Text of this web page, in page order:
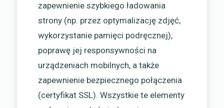
zapewnienie szybkiego ładowania
strony (np. przez optymalizację zdjęć,
wykorzystanie pamięci podręcznej),
poprawę jej responsywności na
urządzeniach mobilnych, a także
zapewnienie bezpiecznego połączenia
(certyfikat SSL). Wszystkie te elementy